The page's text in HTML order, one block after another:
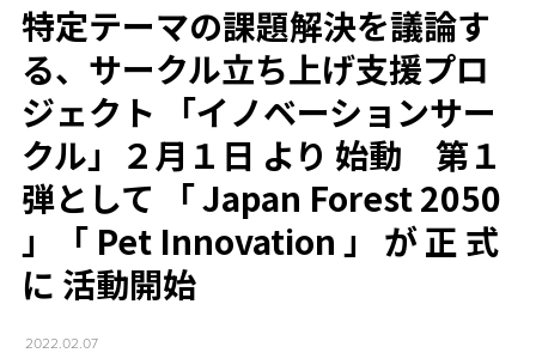
特定テーマの課題解決を議論す
る、サークル立ち上げ支援プロ
ジェクト 「イノベーションサー
クル」２月１日 より 始動 第１
弾として 「 Japan Forest 2050
」「 Pet Innovation 」 が 正 式
に 活動開始
2022.02.07